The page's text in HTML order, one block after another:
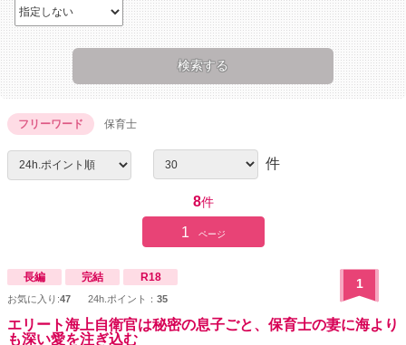
フリーワード 保育士
件
8件
1 ページ
長編 完結 R18
お気に入り:47 24h.ポイント： 35
1
エリート海上自衛官は秘密の息子ごと、保育士の妻に海より
も深い愛を注ぎ込む